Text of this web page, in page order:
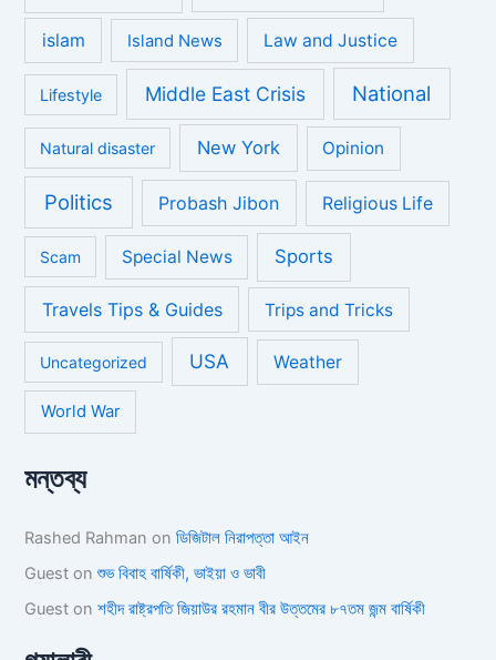
islam Island News Law and Justice
Lifestyle Middle East Crisis National
Natural disaster New York Opinion
Politics Probash Jibon Religious Life
Scam Special News Sports
Travels Tips & Guides Trips and Tricks
Uncategorized USA Weather
World War
মন্তব্য
Rashed Rahman onডিজিটাল নিরাপত্তা আইন
Guest onশুভ বিবাহ বার্ষিকী, ভাইয়া ও ভাবী
Guest onশহীদ রাষ্ট্রপতি জিয়াউর রহমান বীর উত্তমের ৮৭তম জন্ম বার্ষিকী